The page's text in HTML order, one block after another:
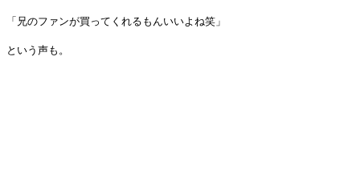
「兄のファンが買ってくれるもんいいよね笑」
という声も。